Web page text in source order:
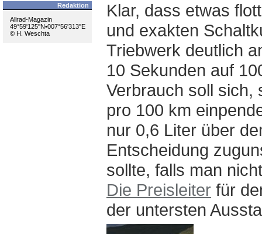
Redaktion
Allrad-Magazin
49°59'125''N•007°56'313''E
© H. Weschta
Klar, dass etwas
und exakten
Triebwerk deutlich
10 Sekunden auf
Verbrauch soll sich,
pro 100 km
nur 0,6 Liter über
Entscheidung
sollte, falls man
Die Preisleiter für
der untersten